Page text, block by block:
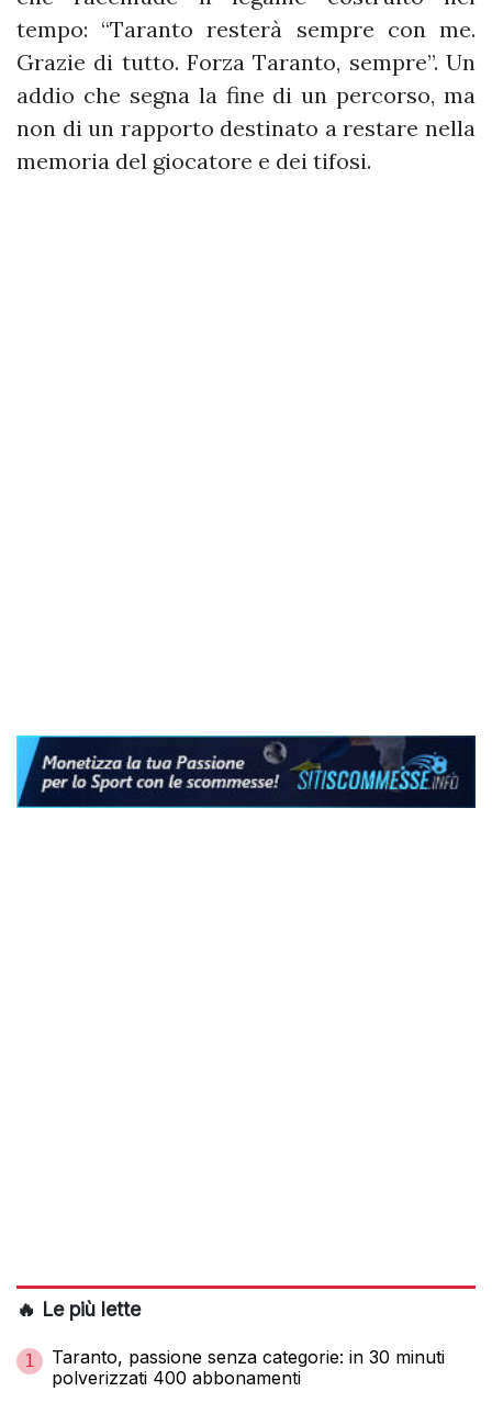
tempo: “Taranto resterà sempre con me.
Grazie di tutto. Forza Taranto, sempre”. Un
addio che segna la fine di un percorso, ma
non di un rapporto destinato a restare nella
memoria del giocatore e dei tifosi.
🔥 Le più lette
1
Taranto, passione senza categorie: in 30 minuti
polverizzati 400 abbonamenti